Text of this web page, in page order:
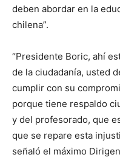
deben abordar en la
chilena”.
“Presidente Boric, ahí
de la ciudadanía, usted
cumplir con su
porque tiene respaldo
y del profesorado, que
que se repare esta
señaló el máximo